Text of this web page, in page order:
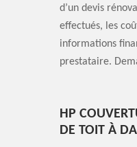
d’un devis
effectués, les
informations
prestataire.
HP
DE TOIT À